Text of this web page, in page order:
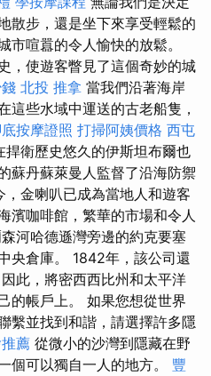
散步，還是坐下來享受輕鬆的
市喧囂的令人愉快的放鬆。
，使遊客瞥見了這個奇妙的城
北投 推拿 當我們沿著海岸
這些水域中運送的古老船隻，
按摩證照 打掃阿姨價格 西屯
捍衛歷史悠久的伊斯坦布爾也
蘇丹蘇萊曼人監督了沿海防禦
，金喇叭已成為當地人和遊客
濱咖啡館，繁華的市場和令人
河哈德遜灣旁邊的約克要塞
央倉庫。 1842年，該公司還
此，將密西西比州和太平洋
的帳戶上。 如果您想從世界
繫並找到和諧，請選擇許多隱
薦 從微小的沙灣到隱藏在野
個可以獨自一人的地方。 豐